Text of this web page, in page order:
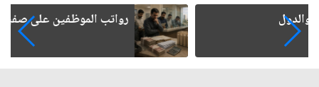
رواتب الموظفين على صفيح ساخن